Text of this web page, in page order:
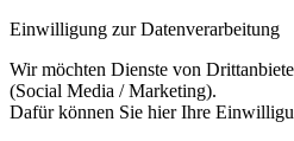
Einwilligung zur Datenverarbeitung
Wir möchten Dienste von
(Social Media / Marketing).
Dafür können Sie hier Ihre